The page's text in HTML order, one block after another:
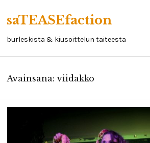
content
saTEASEfaction
burleskista & kiusoittelun taiteesta
ARTIKKELIT
Avainsana:viidakko